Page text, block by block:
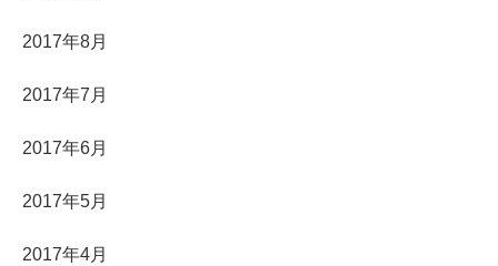
2017年8月
2017年7月
2017年6月
2017年5月
2017年4月